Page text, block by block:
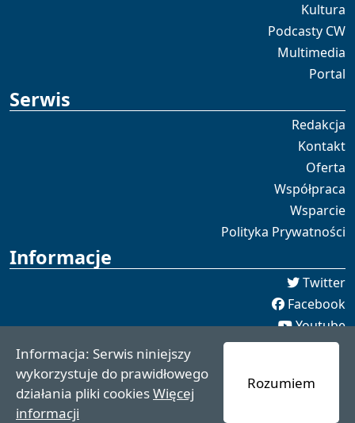
Kultura
Podcasty CW
Multimedia
Portal
Serwis
Redakcja
Kontakt
Oferta
Współpraca
Wsparcie
Polityka Prywatności
Informacje
Twitter
Facebook
Youtube
Spotify
redakcja [[]] czaswschodni.pl
czaswschodni.pl 2021 - 2025
Informacja: Serwis niniejszy
wykorzystuje do prawidłowego
działania pliki cookiesWięcej
informacji
Rozumiem